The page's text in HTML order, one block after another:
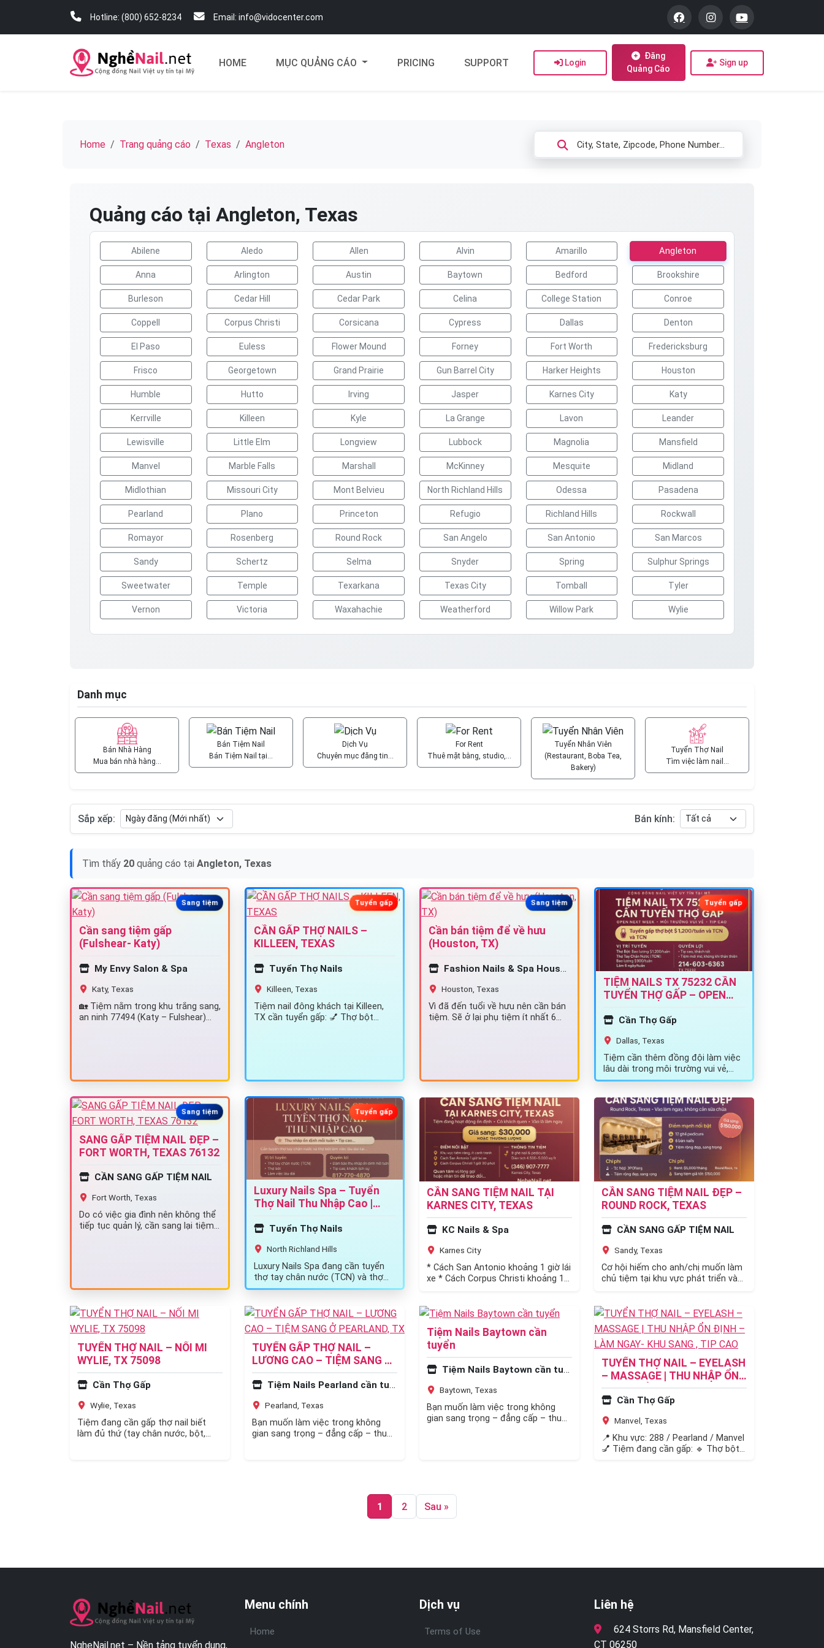
Hotline: (800) 652-8234 Email: info@vidocenter.com
HOME MỤC QUẢNG CÁO PRICING SUPPORT Login
Đăng
Quảng Cáo
Sign up
Home Trang quảng cáo Texas Angleton
Quảng cáo tại Angleton, Texas
Abilene Aledo Allen Alvin Amarillo Angleton
Anna Arlington Austin Baytown Bedford Brookshire
Burleson Cedar Hill Cedar Park Celina College Station Conroe
Coppell Corpus Christi Corsicana Cypress Dallas Denton
El Paso Euless Flower Mound Forney Fort Worth Fredericksburg
Frisco Georgetown Grand Prairie Gun Barrel City Harker Heights Houston
Humble Hutto Irving Jasper Karnes City Katy
Kerrville Killeen Kyle La Grange Lavon Leander
Lewisville Little Elm Longview Lubbock Magnolia Mansfield
Manvel Marble Falls Marshall McKinney Mesquite Midland
Midlothian Missouri City Mont Belvieu North Richland Hills Odessa Pasadena
Pearland Plano Princeton Refugio Richland Hills Rockwall
Romayor Rosenberg Round Rock San Angelo San Antonio San Marcos
Sandy Schertz Selma Snyder Spring Sulphur Springs
Sweetwater Temple Texarkana Texas City Tomball Tyler
Vernon Victoria Waxahachie Weatherford Willow Park Wylie
Danh mục
Bán Nhà Hàng
Mua bán nhà hàng…
Bán Tiệm Nail
Bán Tiệm Nail tại…
Dịch Vụ
Chuyên mục đăng tin…
For Rent
Thuê mặt bằng, studio,…
Tuyển Nhân Viên
(Restaurant, Boba Tea,
Bakery)
Tuyển Thợ Nail
Tìm việc làm nail…
Sắp xếp: Bán kính:
Tìm thấy 20 quảng cáo tại Angleton, Texas
Sang tiệm
Cần sang tiệm gấp
(Fulshear- Katy)
My Envy Salon & Spa
Katy, Texas
🏡 Tiệm nằm trong khu trắng sang,
an ninh 77494 (Katy – Fulshear)
Tuyển gấp
CẦN GẤP THỢ NAILS –
KILLEEN, TEXAS
Tuyển Thợ Nails
Killeen, Texas
Tiệm nail đông khách tại Killeen,
TX cần tuyển gấp: 💅 Thợ bột
Sang tiệm
Cần bán tiệm để về hưu
(Houston, TX)
Fashion Nails & Spa Houston [SOLD]
Houston, Texas
Vì đã đến tuổi về hưu nên cần bán
tiệm. Sẽ ở lại phụ tiệm ít nhất 6
Tuyển gấp
TIỆM NAILS TX 75232 CẦN
TUYỂN THỢ GẤP – OPEN
Cần Thợ Gấp
Dallas, Texas
Tiệm cần thêm đồng đội làm việc
lâu dài trong môi trường vui vẻ,
thoải mái, chủ hòa đồng, dễ…
Sang tiệm
SANG GẤP TIỆM NAIL ĐẸP –
FORT WORTH, TEXAS 76132
CẦN SANG GẤP TIỆM NAIL
Fort Worth, Texas
Do có việc gia đình nên không thể
tiếp tục quản lý, cần sang lại tiệm
Tuyển gấp
Luxury Nails Spa – Tuyển
Thợ Nail Thu Nhập Cao |
Tuyển Thợ Nails
North Richland Hills
Luxury Nails Spa đang cần tuyển
thợ tay chân nước (TCN) và thợ
bột làm việc lâu dài. ✨ Quyền…
CẦN SANG TIỆM NAIL TẠI
KARNES CITY, TEXAS
KC Nails & Spa
Karnes City
* Cách San Antonio khoảng 1 giờ lái
xe * Cách Corpus Christi khoảng 1
CẦN SANG TIỆM NAIL ĐẸP –
ROUND ROCK, TEXAS
CẦN SANG GẤP TIỆM NAIL
Sandy, Texas
Cơ hội hiếm cho anh/chị muốn làm
chủ tiệm tại khu vực phát triển và
TUYỂN THỢ NAIL – NỐI MI
WYLIE, TX 75098
Cần Thợ Gấp
Wylie, Texas
Tiệm đang cần gấp thợ nail biết
làm đủ thứ (tay chân nước, bột,
TUYỂN GẤP THỢ NAIL –
LƯƠNG CAO – TIỆM SANG Ở
Tiệm Nails Pearland cần tuyển
Pearland, Texas
Bạn muốn làm việc trong không
gian sang trọng – đẳng cấp – thu
Tiệm Nails Baytown cần
tuyển
Tiệm Nails Baytown cần tuyển
Baytown, Texas
Bạn muốn làm việc trong không
gian sang trọng – đẳng cấp – thu
TUYỂN THỢ NAIL – EYELASH
– MASSAGE | THU NHẬP ỔN
SANG , TIP CAO
Cần Thợ Gấp
Manvel, Texas
📍 Khu vực: 288 / Pearland / Manvel
💅 Tiệm đang cần gấp: 🔹 Thợ bột
1 2 Sau »
NgheNail.net – Nền tảng tuyển dụng,
Menu chính
Home
Dịch vụ
Terms of Use
Liên hệ
624 Storrs Rd, Mansfield Center,
CT 06250